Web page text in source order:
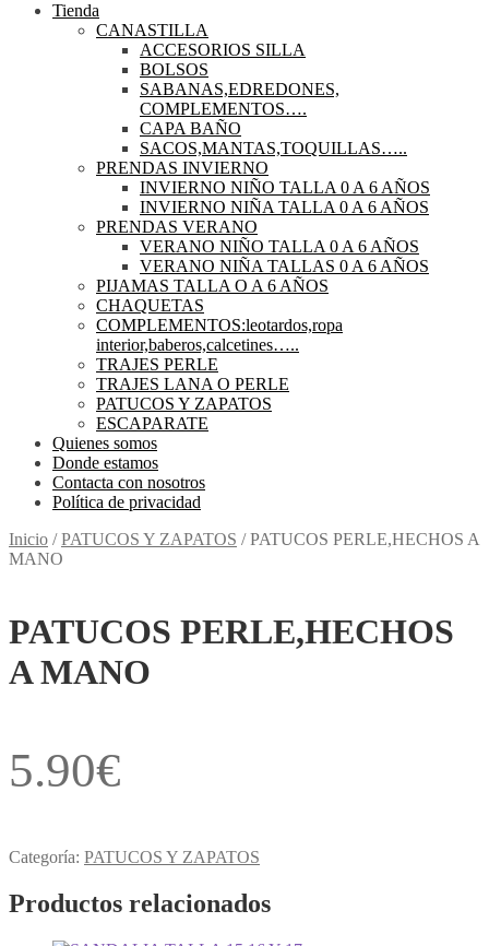
Tienda
CANASTILLA
ACCESORIOS SILLA
BOLSOS
SABANAS,EDREDONES,
COMPLEMENTOS….
CAPA BAÑO
SACOS,MANTAS,TOQUILLAS…..
PRENDAS INVIERNO
INVIERNO NIÑO TALLA 0 A 6 AÑOS
INVIERNO NIÑA TALLA 0 A 6 AÑOS
PRENDAS VERANO
VERANO NIÑO TALLA 0 A 6 AÑOS
VERANO NIÑA TALLAS 0 A 6 AÑOS
PIJAMAS TALLA O A 6 AÑOS
CHAQUETAS
COMPLEMENTOS:leotardos,ropa
interior,baberos,calcetines…..
TRAJES PERLE
TRAJES LANA O PERLE
PATUCOS Y ZAPATOS
ESCAPARATE
Quienes somos
Donde estamos
Contacta con nosotros
Política de privacidad
Inicio /PATUCOS Y ZAPATOS /PATUCOS PERLE,HECHOS A
MANO
PATUCOS PERLE,HECHOS
A MANO
5.90€
Categoría: PATUCOS Y ZAPATOS
Productos relacionados